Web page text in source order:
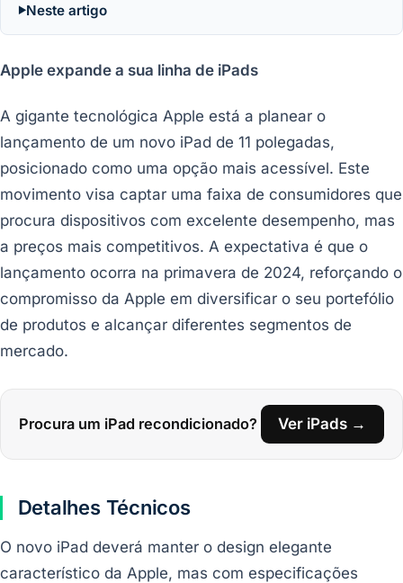
Neste artigo
Apple expande a sua linha de iPads
A gigante tecnológica Apple está a planear o
lançamento de um novo iPad de 11 polegadas,
posicionado como uma opção mais acessível. Este
movimento visa captar uma faixa de consumidores que
procura dispositivos com excelente desempenho, mas
a preços mais competitivos. A expectativa é que o
lançamento ocorra na primavera de 2024, reforçando o
compromisso da Apple em diversificar o seu portefólio
de produtos e alcançar diferentes segmentos de
mercado.
Procura um iPad recondicionado? Ver iPads →
Detalhes Técnicos
O novo iPad deverá manter o design elegante
característico da Apple, mas com especificações